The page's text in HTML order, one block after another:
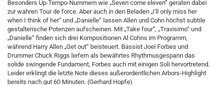
Besonders Up-Tempo-Nummern wie „Seven come eleven“ geraten dabei
zur wahren Tour de force. Aber auch in den Beladen „I'll only miss her
when I think of her“ und „Danielle“ lassen Allen und Cohn höchst subtile
gestalterische Potenzen aufscheinen. Mit „Take four“, „Travisimo“ und
„Danielle“ finden sich drei Kompositionen Al Cohns im Programm,
während Harry Allen „Get out“ beisteuert. Bassist Joel Forbes und
Drummer Chuck Riggs liefern als bewährtes Rhythmusgespann das
solide swingende Fundament, Forbes auch mit einigen Soli hervortretend.
Leider erklingt die letzte Note dieses außerordentlichen Arbors-Highlight
bereits nach gut 60 Minuten. (Gerhard Hopfe)